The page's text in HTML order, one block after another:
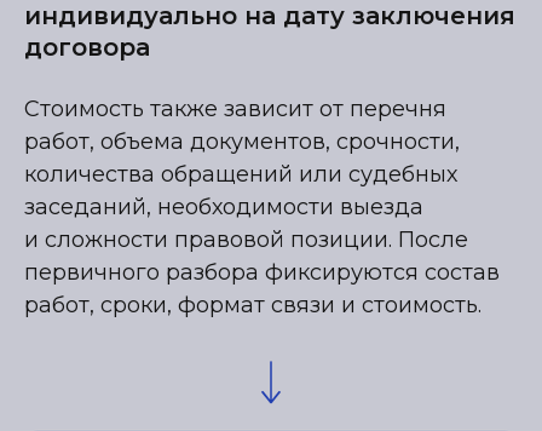
индивидуально на дату заключения
договора
Стоимость также зависит от перечня
работ, объема документов, срочности,
количества обращений или судебных
заседаний, необходимости выезда
и сложности правовой позиции. После
первичного разбора фиксируются состав
работ, сроки, формат связи и стоимость.